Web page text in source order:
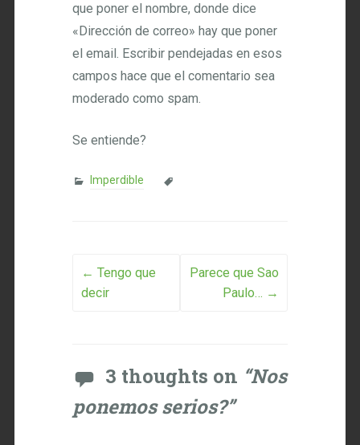
que poner el nombre, donde dice
«Dirección de correo» hay que poner
el email. Escribir pendejadas en esos
campos hace que el comentario sea
moderado como spam.
Se entiende?
Imperdible
Post navigation
← Tengo que
decir
Parece que Sao
Paulo… →
3 thoughts on “Nos
ponemos serios?”